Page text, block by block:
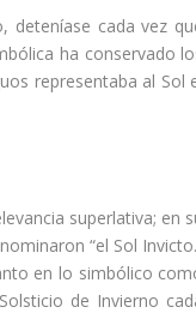
deteníase cada vez
ha conservado
representaba al Sol
superlativa; en
“el Sol
en lo simbólico
de Invierno